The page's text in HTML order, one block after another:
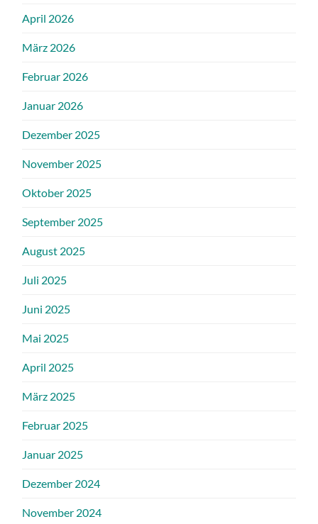
April 2026
März 2026
Februar 2026
Januar 2026
Dezember 2025
November 2025
Oktober 2025
September 2025
August 2025
Juli 2025
Juni 2025
Mai 2025
April 2025
März 2025
Februar 2025
Januar 2025
Dezember 2024
November 2024